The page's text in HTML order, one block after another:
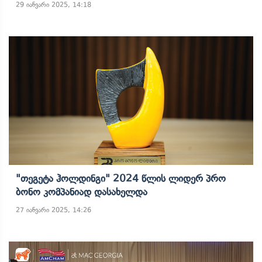
29 იანვარი 2025, 14:18
"თეგეტა Ჰოლდინგი" 2024 Წლის Ლიდერ Პრო
Ბონო Კომპანიად Დასახელდა
27 იანვარი 2025, 14:26